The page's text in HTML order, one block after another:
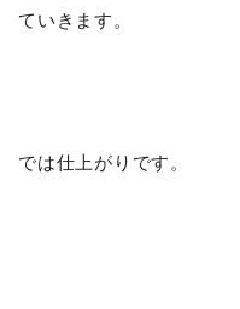
ていきます。
では仕上がりです。